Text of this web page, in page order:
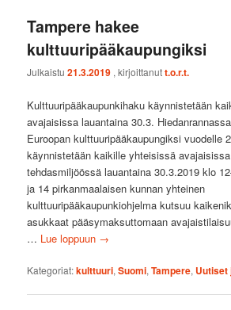
Tampere hakee
kulttuuripääkaupungiksi
Julkaistu21.3.2019 , kirjoittanutt.o.r.t.
Kulttuuripääkaupunkihaku käynnistetään
avajaisissa lauantaina 30.3.
Euroopan kulttuuripääkaupungiksi vuodelle
käynnistetään kaikille yhteisissä
tehdasmiljöössä lauantaina 30.3.2019 klo
ja 14 pirkanmaalaisen kunnan yhteinen
kulttuuripääkaupunkiohjelma kutsuu
asukkaat pääsymaksuttomaan
… Lue loppuun →
Kategoriat:kulttuuri,Suomi,Tampere, Uutiset